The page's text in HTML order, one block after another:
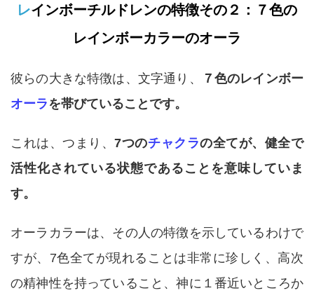
レインボーチルドレンの特徴その２：７色の
レインボーカラーのオーラ
彼らの大きな特徴は、文字通り、
７色のレインボー
オーラ を帯びていることです。
これは、つまり、7つのチャクラの全てが、健全で
活性化されている状態であることを意味していま
す。
オーラカラーは、その人の特徴を示しているわけで
すが、7色全てが現れることは非常に珍しく、高次
の精神性を持っていること、神に１番近いところか